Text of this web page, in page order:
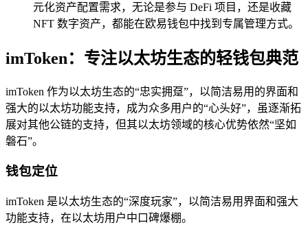
元化资产配置需求，无论是参与 DeFi 项目，还是收藏
NFT 数字资产，都能在欧易钱包中找到专属管理方式。
imToken：专注以太坊生态的轻钱包典范
imToken 作为以太坊生态的“忠实拥趸”，以简洁易用的界面和
强大的以太坊功能支持，成为众多用户的“心头好”，虽逐渐拓
展对其他公链的支持，但其以太坊领域的核心优势依然“坚如
磐石”。
钱包定位
imToken 是以太坊生态的“深度玩家”，以简洁易用界面和强大
功能支持，在以太坊用户中口碑爆棚。